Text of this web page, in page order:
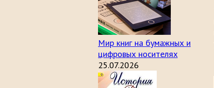
Мир книг на бумажных и
цифровых носителях
25.07.2026